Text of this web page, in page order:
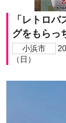
「レトロ
グをもらっ
小浜市
（日）